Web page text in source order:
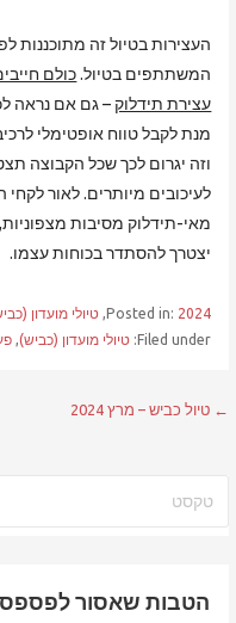
העצירות בטיול זה מתוכננות
המשתתפים בטיול.כולם
עצירת תידלוק– גם אם נראה
מנת לקבל טווח אופטימלי
וזה יגרום לכך שכל הקבוצה
לעיכובים מיותרים. לאור
מאי-תידלוק מסיבות
יצטרך להסתדר בכוחות עצמו.
Posted in: 2024
, טיולי מועדון
Filed under:
טיולי מועדון (כביש),
ניווט
← טיול כביש – מרץ 2024
הטבות שאסור לפספס